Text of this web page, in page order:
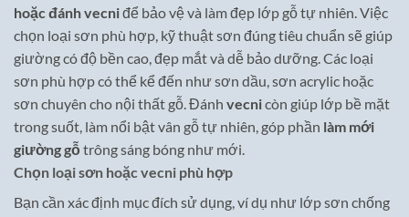
hoặc đánh vecniđể bảo vệ và làm đẹp lớp gỗ tự nhiên. Việc
chọn loại sơn phù hợp, kỹ thuật sơn đúng tiêu chuẩn sẽ giúp
giường có độ bền cao, đẹp mắt và dễ bảo dưỡng. Các loại
sơn phù hợp có thể kể đến như sơn dầu, sơn acrylic hoặc
sơn chuyên cho nội thất gỗ. Đánh vecnicòn giúp lớp bề mặt
trong suốt, làm nổi bật vân gỗ tự nhiên, góp phần làm mới
giường gỗ trông sáng bóng như mới.
Chọn loại sơn hoặc vecni phù hợp
Bạn cần xác định mục đích sử dụng, ví dụ như lớp sơn chống